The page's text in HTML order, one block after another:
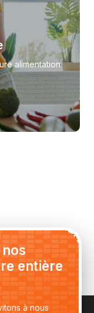
alimentation
entière
à nous